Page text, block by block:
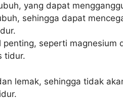
yang dapat
sehingga dapat
seperti magnesium
tidur.
lemak, sehingga tidak